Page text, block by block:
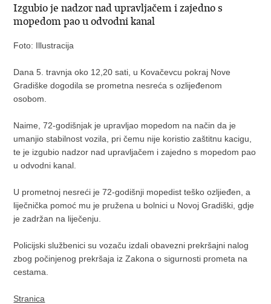
Izgubio je nadzor nad upravljačem i zajedno s
mopedom pao u odvodni kanal
Foto: Illustracija
Dana 5. travnja oko 12,20 sati, u Kovačevcu pokraj Nove
Gradiške dogodila se prometna nesreća s ozlijeđenom
osobom.
Naime, 72-godišnjak je upravljao mopedom na način da je
umanjio stabilnost vozila, pri čemu nije koristio zaštitnu kacigu,
te je izgubio nadzor nad upravljačem i zajedno s mopedom pao
u odvodni kanal.
U prometnoj nesreći je 72-godišnji mopedist teško ozljieđen, a
liječnička pomoć mu je pružena u bolnici u Novoj Gradiški, gdje
je zadržan na liječenju.
Policijski službenici su vozaču izdali obavezni prekršajni nalog
zbog počinjenog prekršaja iz Zakona o sigurnosti prometa na
cestama.
Stranica